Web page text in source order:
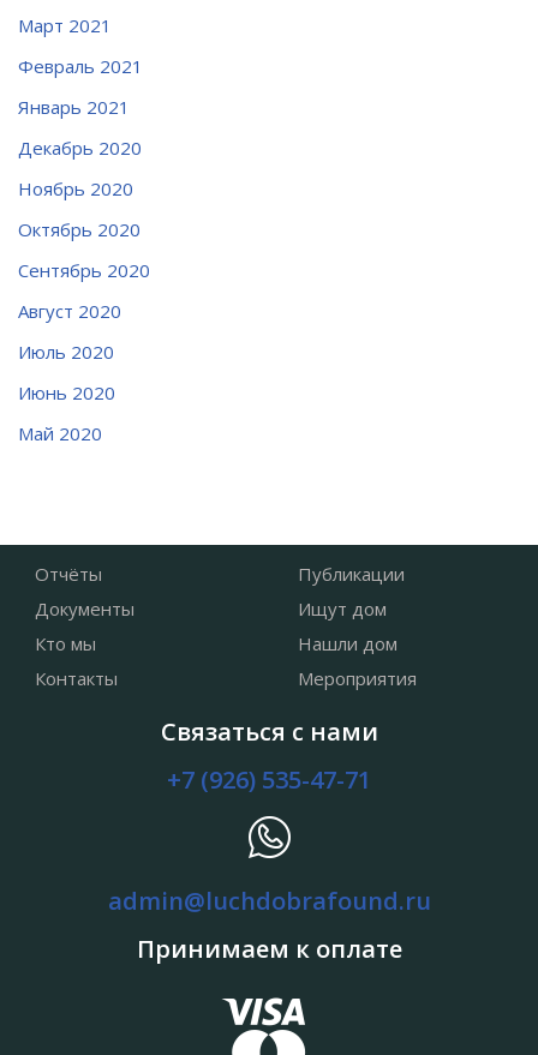
Март 2021
Февраль 2021
Январь 2021
Декабрь 2020
Ноябрь 2020
Октябрь 2020
Сентябрь 2020
Август 2020
Июль 2020
Июнь 2020
Май 2020
Отчёты
Документы
Кто мы
Контакты
Публикации
Ищут дом
Нашли дом
Мероприятия
Связаться с нами
+7 (926) 535-47-71
admin@luchdobrafound.ru
Принимаем к оплате